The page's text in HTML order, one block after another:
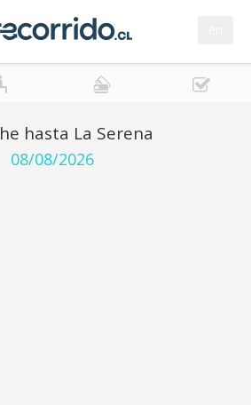
hasta La Serena
08/08/2026